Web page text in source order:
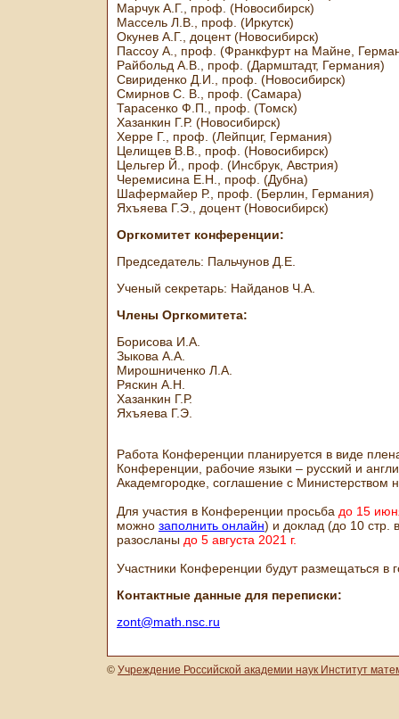
Марчук А.Г., проф. (Новосибирск)
Массель Л.В., проф. (Иркутск)
Окунев А.Г., доцент (Новосибирск)
Пассоу А., проф. (Франкфурт на Майне,
Райбольд А.В., проф. (Дармштадт, Германия)
Свириденко Д.И., проф. (Новосибирск)
Смирнов С. В., проф. (Самара)
Тарасенко Ф.П., проф. (Томск)
Хазанкин Г.Р. (Новосибирск)
Херре Г., проф. (Лейпциг, Германия)
Целищев В.В., проф. (Новосибирск)
Цельгер Й., проф. (Инсбрук, Австрия)
Черемисина Е.Н., проф. (Дубна)
Шафермайер Р., проф. (Берлин, Германия)
Яхъяева Г.Э., доцент (Новосибирск)
Оргкомитет конференции:
Председатель: Пальчунов Д.Е.
Ученый секретарь: Найданов Ч.А.
Члены Оргкомитета:
Борисова И.А.
Зыкова А.А.
Мирошниченко Л.А.
Ряскин А.Н.
Хазанкин Г.Р.
Яхъяева Г.Э.
Работа Конференции планируется в виде
Конференции, рабочие языки – русский и
Академгородке, соглашение с
Для участия в Конференции просьба до 15
можно заполнить онлайн) и доклад (до 10
разосланы до 5 августа 2021 г.
Участники Конференции будут размещаться в
Контактные данные для переписки:
zont@math.nsc.ru
© Учреждение Российской академии наук Институт